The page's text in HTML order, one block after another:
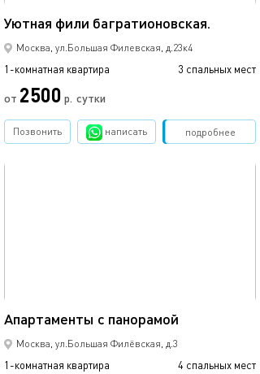
Уютная фили багратионовская.
Москва, ул.Большая Филевская, д.23к4
1-комнатная квартира 3 спальных мест
от 2500 р. сутки
подробнее
Позвонить написать Забронировать
Апартаменты с панорамой
Москва, ул.Большая Филёвская, д.3
1-комнатная квартира 4 спальных мест